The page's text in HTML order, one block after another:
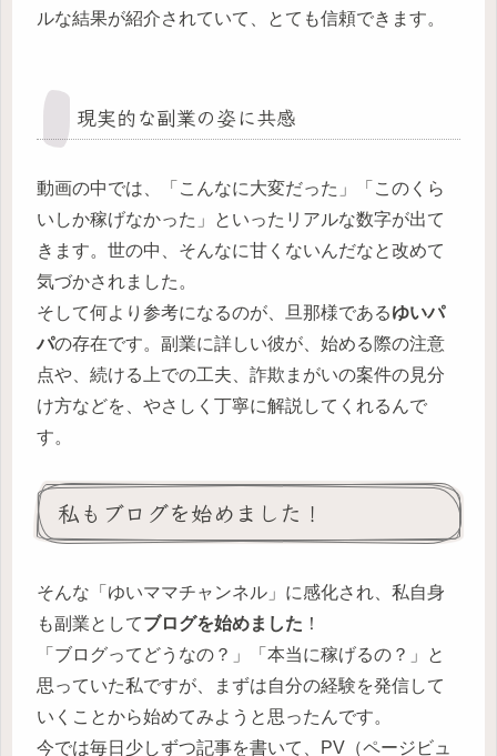
ルな結果が紹介されていて、とても信頼できます。
現実的な副業の姿に共感
動画の中では、「こんなに大変だった」「このくら
いしか稼げなかった」といったリアルな数字が出て
きます。世の中、そんなに甘くないんだなと改めて
気づかされました。
そして何より参考になるのが、旦那様であるゆいパ
パの存在です。副業に詳しい彼が、始める際の注意
点や、続ける上での工夫、詐欺まがいの案件の見分
け方などを、やさしく丁寧に解説してくれるんで
す。
私もブログを始めました！
そんな「ゆいママチャンネル」に感化され、私自身
も副業としてブログを始めました ！
「ブログってどうなの？」「本当に稼げるの？」と
思っていた私ですが、まずは自分の経験を発信して
いくことから始めてみようと思ったんです。
今では毎日少しずつ記事を書いて、PV（ページビュ